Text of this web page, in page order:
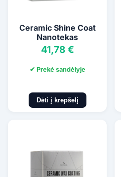
Ceramic Shine Coat
Nanotekas
41,78 €
✔ Prekė sandėlyje
Dėti į krepšelį